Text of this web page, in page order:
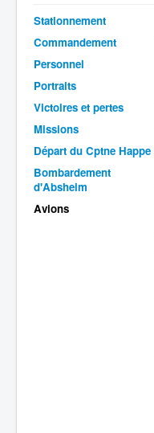
Organisation
Avions
Personnels
Formation
Doctrines
Batailles
Les As
Cahiers des As
Stationnement
Commandement
Personnel
Portraits
Victoires et pertes
Missions
Départ du Cptne Happe
Bombardement
d'Absheim
Avions